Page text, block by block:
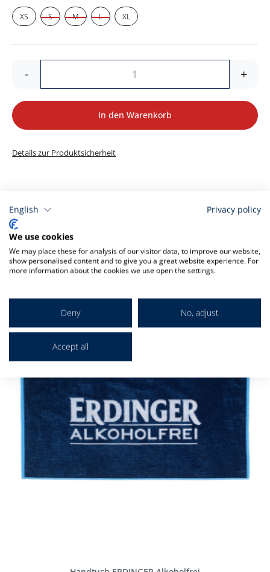
XS S M L XL
- +
In den Warenkorb
Details zur Produktsicherheit
Verwandt
Markieren Sie die Artikel, um Sie dem Warenkorb hinzuzufügen
English Privacy policy
We use cookies
We may place these for analysis of our visitor data, to improve our website,
show personalised content and to give you a great website experience. For
more information about the cookies we use open the settings.
Deny No, adjust
Accept all